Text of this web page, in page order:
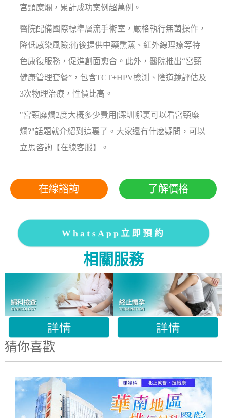
宮頸糜爛，累計成功案例超萬例。
醫院配備國際標準層流手術室，嚴格執行無菌操作，
降低感染風險;術後提供中藥熏蒸、紅外線理療等特
色康復服務，促進創面愈合。此外，醫院推出“宮頸
健康管理套餐”，包含TCT+HPV檢測、陰道鏡評估及
3次物理治療，性價比高。
"宮頸糜爛2度大概多少費用|深圳哪裏可以看宮頸糜
爛?"話題就介紹到這裏了。大家還有什麽疑問，可以
立馬咨詢【在線客服】。
在線諮詢 了解價格
WhatsApp立即預約
相關服務
猜你喜歡